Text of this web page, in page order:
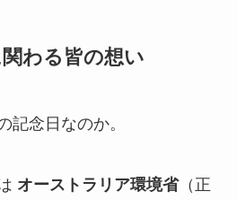
わる皆の想い
記念日なのか。
オーストラリア環境省（正